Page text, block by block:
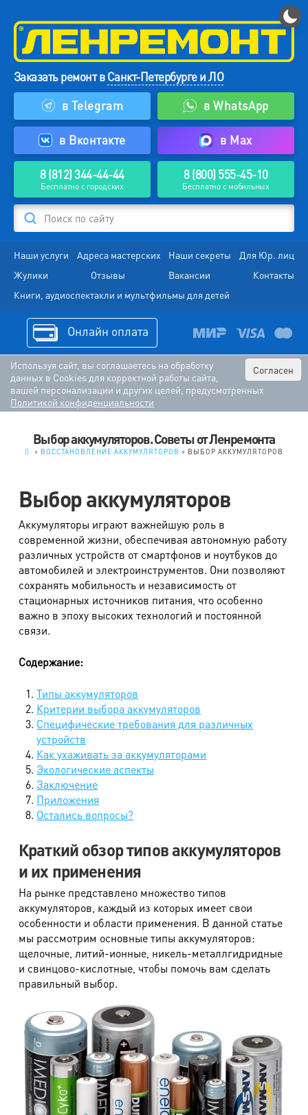
Заказать ремонт вСанкт-Петербурге и ЛО
в Telegram
в WhatsApp
в Вконтакте в Max
8 (812) 344-44-44
Бесплатно с городских
8 (800) 555-45-10
Бесплатно с мобильных
Поиск по сайту
Наши услуги Адреса мастерских Наши секреты
Для Юр. лиц
Жулики
Отзывы Вакансии
Контакты
Книги, аудиоспектакли и мультфильмы для детей
Онлайн оплата
Согласен
Используя сайт, вы соглашаетесь на обработку
данных в Cookies для корректной работы сайта,
вашей персонализации и других целей, предусмотренных
Политикой конфиденциальности
Выбор аккумуляторов. Советы от Ленремонта
> ВОССТАНОВЛЕНИЕ АККУМУЛЯТОРОВ > ВЫБОР АККУМУЛЯТОРОВ
Выбор аккумуляторов
Аккумуляторы играют важнейшую роль в
современной жизни, обеспечивая автономную работу
различных устройств от смартфонов и ноутбуков до
автомобилей и электроинструментов. Они позволяют
сохранять мобильность и независимость от
стационарных источников питания, что особенно
важно в эпоху высоких технологий и постоянной
связи.
Содержание:
Типы аккумуляторов
Критерии выбора аккумуляторов
Специфические требования для различных
устройств
Как ухаживать за аккумуляторами
Экологические аспекты
Заключение
Приложения
Остались вопросы?
Краткий обзор типов аккумуляторов
и их применения
На рынке представлено множество типов
аккумуляторов, каждый из которых имеет свои
особенности и области применения. В данной статье
мы рассмотрим основные типы аккумуляторов:
щелочные, литий-ионные, никель-металлгидридные
и свинцово-кислотные, чтобы помочь вам сделать
правильный выбор.